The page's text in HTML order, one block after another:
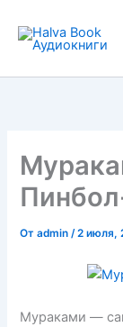
содержимому
Отadmin/2 июля,
Мураками —